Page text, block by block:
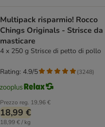
Multipack risparmio! Rocco
Chings Originals - Strisce da
masticare
4 x 250 g Strisce di petto di pollo
Prezzo reg. 19,96 €
18,99 €
18,99 € / kg
Rating: 4.9/5 (3248)